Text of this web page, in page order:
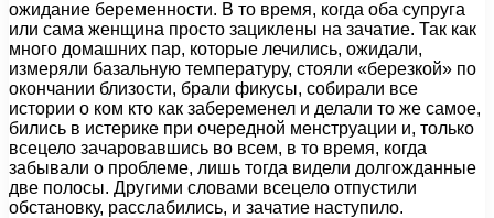
ожидание беременности. В то время, когда оба супруга
или сама женщина просто зациклены на зачатие. Так как
много домашних пар, которые лечились, ожидали,
измеряли базальную температуру, стояли «березкой» по
окончании близости, брали фикусы, собирали все
истории о ком кто как забеременел и делали то же самое,
бились в истерике при очередной менструации и, только
всецело зачаровавшись во всем, в то время, когда
забывали о проблеме, лишь тогда видели долгожданные
две полосы. Другими словами всецело отпустили
обстановку, расслабились, и зачатие наступило.